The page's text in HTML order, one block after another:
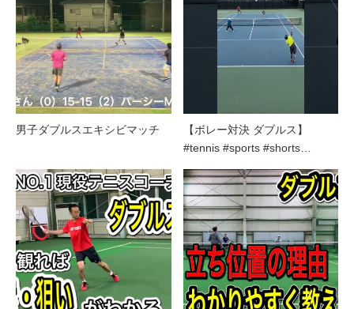
男子ダブルスエキシビマッチ
【ボレー対決 ダブルス】
#tennis #sports #shorts…